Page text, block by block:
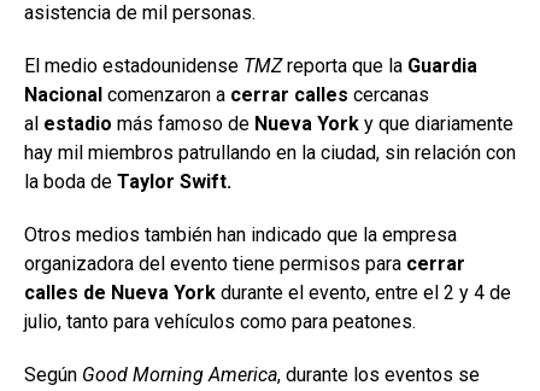
asistencia de mil personas.
El medio estadounidense TMZreporta que la Guardia
Nacional comenzaron a cerrar calles cercanas
al estadio más famoso de Nueva York y que diariamente
hay mil miembros patrullando en la ciudad, sin relación con
la boda de Taylor Swift.
Otros medios también han indicado que la empresa
organizadora del evento tiene permisos para cerrar
calles de Nueva York durante el evento, entre el 2 y 4 de
julio, tanto para vehículos como para peatones.
Según Good Morning America, durante los eventos se